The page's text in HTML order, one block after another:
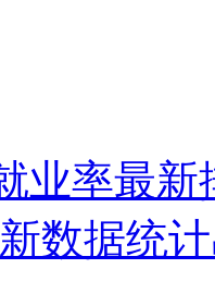
业率最
数据统